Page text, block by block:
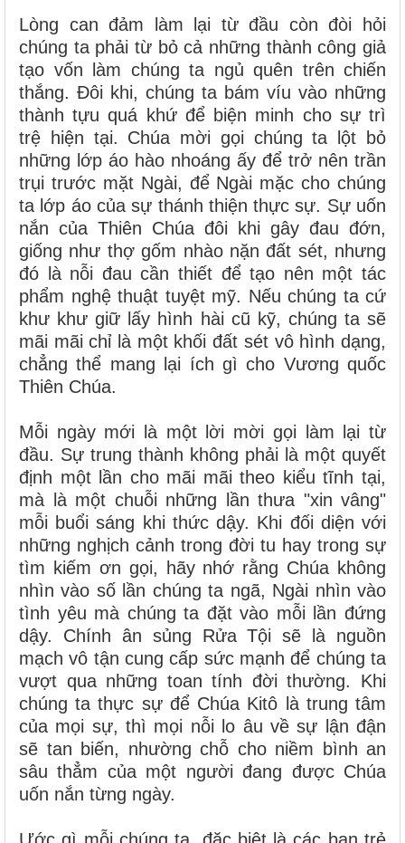
Lòng can đảm làm lại từ đầu còn đòi hỏi
chúng ta phải từ bỏ cả những thành công giả
tạo vốn làm chúng ta ngủ quên trên chiến
thắng. Đôi khi, chúng ta bám víu vào những
thành tựu quá khứ để biện minh cho sự trì
trệ hiện tại. Chúa mời gọi chúng ta lột bỏ
những lớp áo hào nhoáng ấy để trở nên trần
trụi trước mặt Ngài, để Ngài mặc cho chúng
ta lớp áo của sự thánh thiện thực sự. Sự uốn
nắn của Thiên Chúa đôi khi gây đau đớn,
giống như thợ gốm nhào nặn đất sét, nhưng
đó là nỗi đau cần thiết để tạo nên một tác
phẩm nghệ thuật tuyệt mỹ. Nếu chúng ta cứ
khư khư giữ lấy hình hài cũ kỹ, chúng ta sẽ
mãi mãi chỉ là một khối đất sét vô hình dạng,
chẳng thể mang lại ích gì cho Vương quốc
Thiên Chúa.
Mỗi ngày mới là một lời mời gọi làm lại từ
đầu. Sự trung thành không phải là một quyết
định một lần cho mãi mãi theo kiểu tĩnh tại,
mà là một chuỗi những lần thưa "xin vâng"
mỗi buổi sáng khi thức dậy. Khi đối diện với
những nghịch cảnh trong đời tu hay trong sự
tìm kiếm ơn gọi, hãy nhớ rằng Chúa không
nhìn vào số lần chúng ta ngã, Ngài nhìn vào
tình yêu mà chúng ta đặt vào mỗi lần đứng
dậy. Chính ân sủng Rửa Tội sẽ là nguồn
mạch vô tận cung cấp sức mạnh để chúng ta
vượt qua những toan tính đời thường. Khi
chúng ta thực sự để Chúa Kitô là trung tâm
của mọi sự, thì mọi nỗi lo âu về sự lận đận
sẽ tan biến, nhường chỗ cho niềm bình an
sâu thẳm của một người đang được Chúa
uốn nắn từng ngày.
Ước gì mỗi chúng ta, đặc biệt là các bạn trẻ